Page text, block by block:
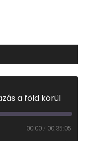
a föld körül
00:00 / 00:35:05